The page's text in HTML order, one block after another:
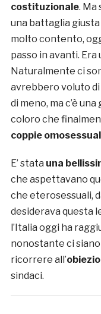
costituzionale. Ma
una battaglia
molto contento,
passo in avanti. Era
Naturalmente ci
avrebbero voluto
di meno, ma c’è
coloro che
coppie
E’ stata una
che aspettavano
che eterosessuali,
desiderava questa
l’Italia oggi ha
nonostante ci
ricorrere all’
sindaci.